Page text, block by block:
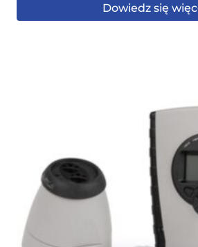
Dowiedz się